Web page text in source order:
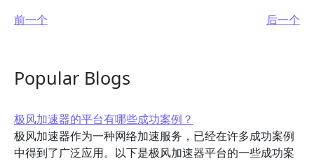
前一个
后一个
Popular Blogs
极风加速器的平台有哪些成功案例？
极风加速器作为一种网络加速服务，已经在许多成功案例
中得到了广泛应用。以下是极风加速器平台的一些成功案